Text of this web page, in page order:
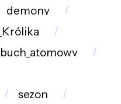
demony
sezon